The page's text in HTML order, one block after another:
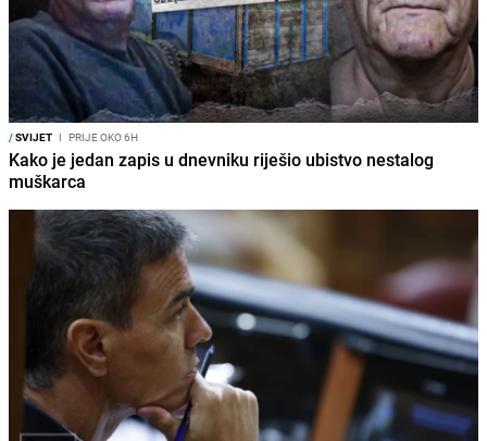
/SVIJET I PRIJE OKO 6H
Kako je jedan zapis u dnevniku riješio ubistvo nestalog
muškarca